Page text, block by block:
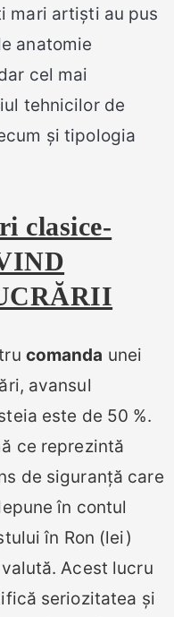
mari artiști au pus
anatomie
cel mai
tehnicilor de
și tipologia
clasice-
comanda unei
avansul
este de 50 %.
ce reprezintă
de siguranță care
în contul
în Ron (lei)
Acest lucru
seriozitatea și